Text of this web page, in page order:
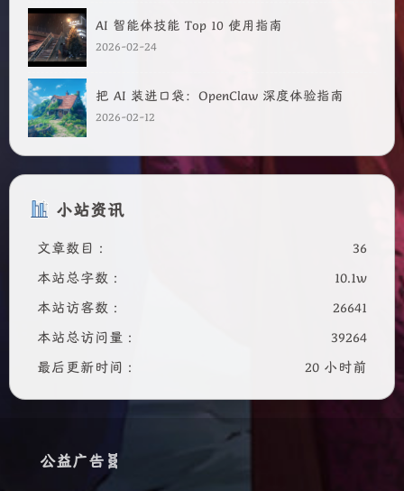
AI 智能体技能 Top 10 使用指南
2026-02-24
把 AI 装进口袋：OpenClaw 深度体验指南
2026-02-12
小站资讯
文章数目 :
36
本站总字数 :
10.1w
本站访客数 :
26641
本站总访问量 :
39264
最后更新时间 :
20 小时前
公益广告🧬